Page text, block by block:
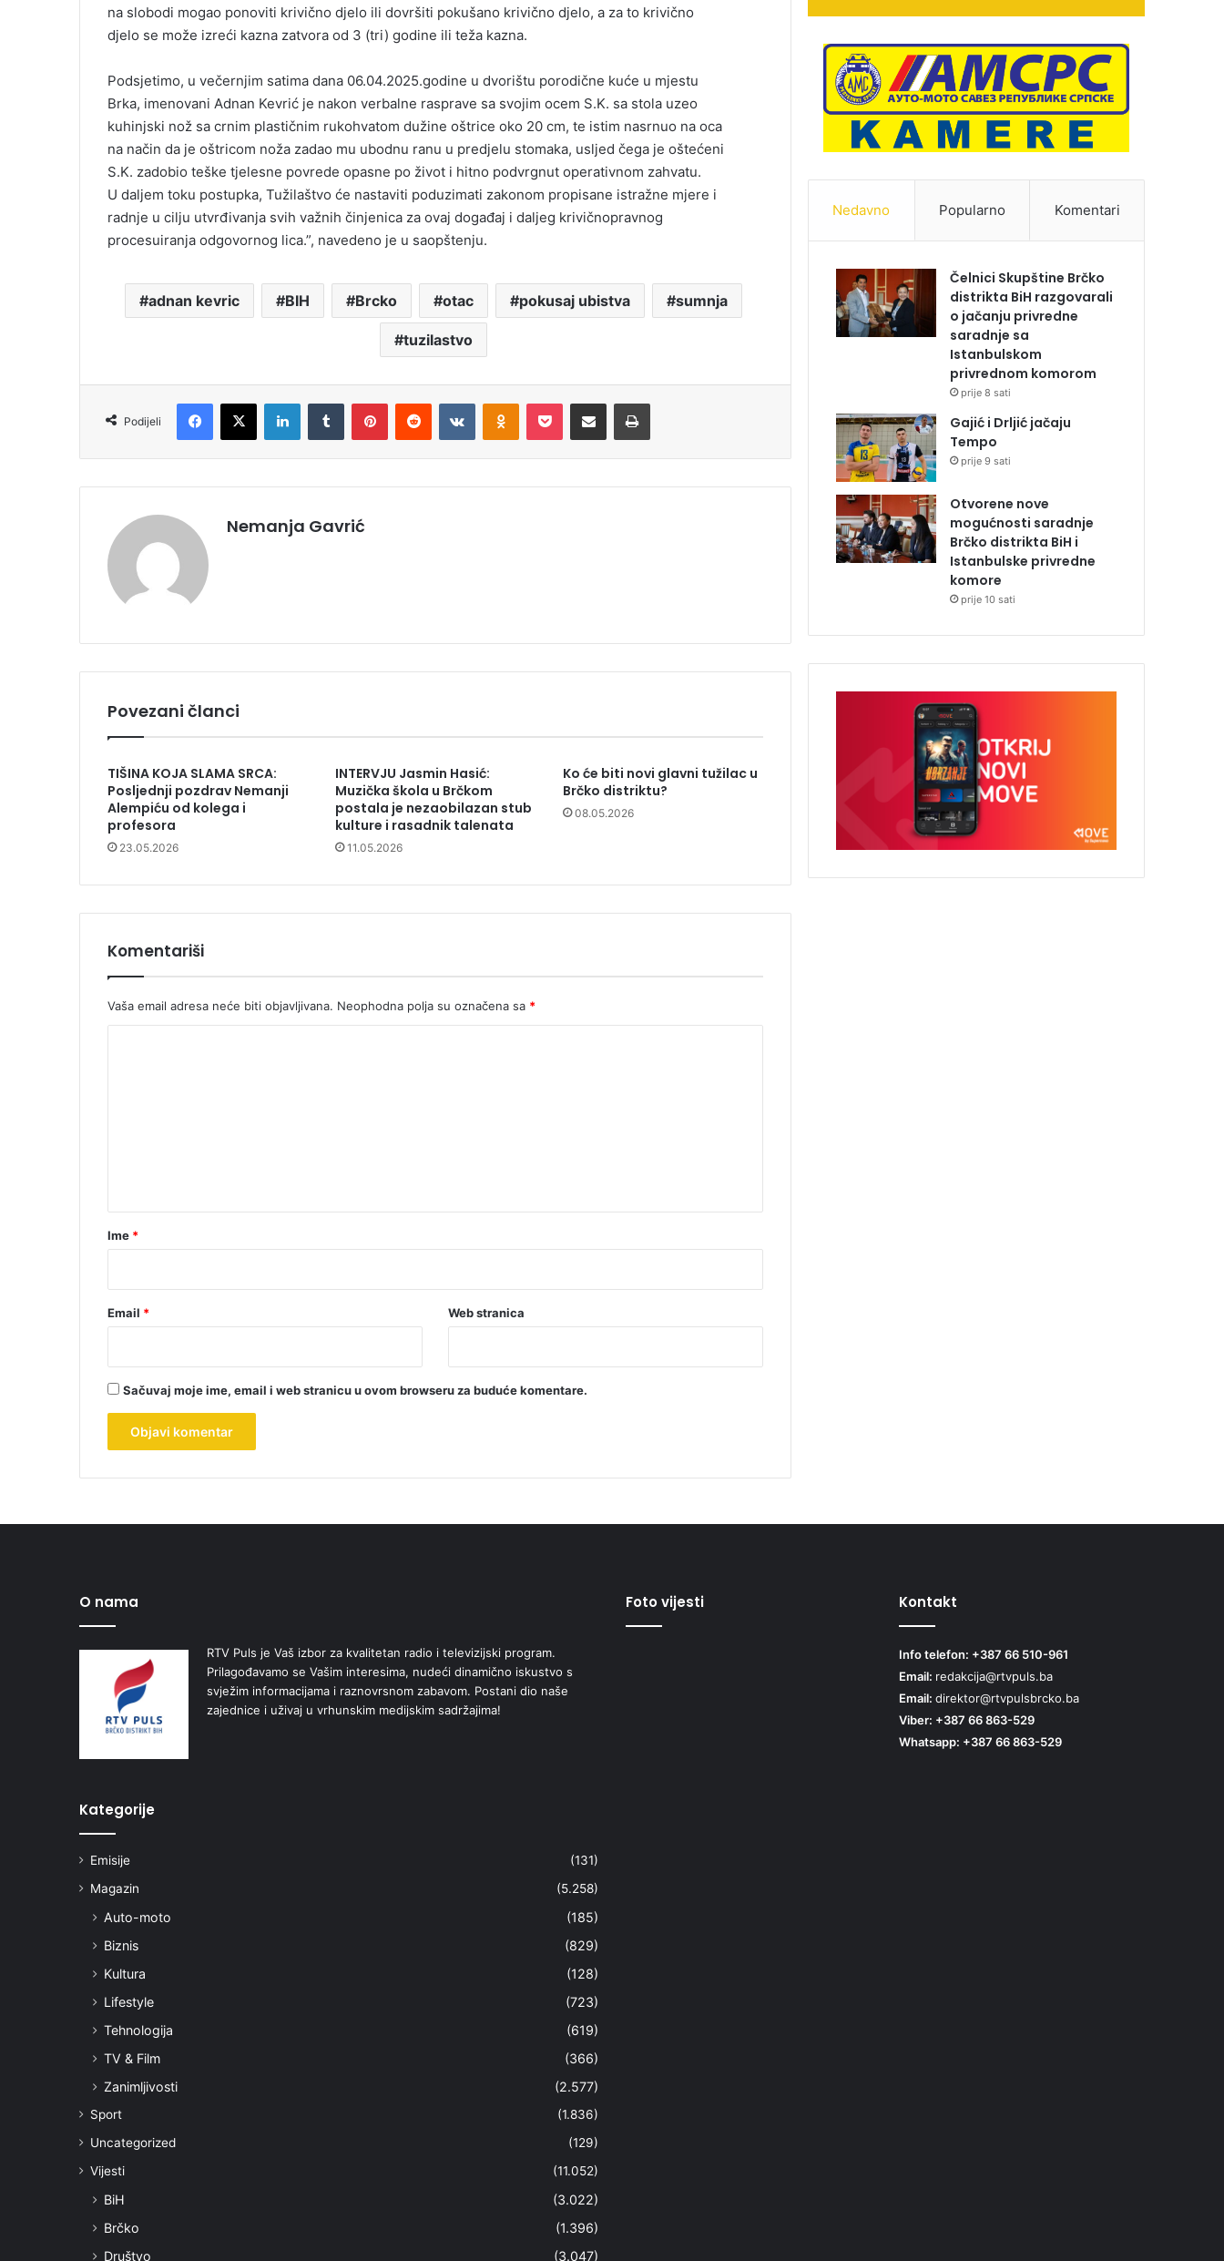
na slobodi mogao ponoviti krivično djelo ili dovršiti pokušano krivično djelo, a za to krivično
djelo se može izreći kazna zatvora od 3 (tri) godine ili teža kazna.
Podsjetimo, u večernjim satima dana 06.04.2025.godine u dvorištu porodične kuće u mjestu
Brka, imenovani Adnan Kevrić je nakon verbalne rasprave sa svojim ocem S.K. sa stola uzeo
kuhinjski nož sa crnim plastičnim rukohvatom dužine oštrice oko 20 cm, te istim nasrnuo na oca
na način da je oštricom noža zadao mu ubodnu ranu u predjelu stomaka, usljed čega je oštećeni
S.K. zadobio teške tjelesne povrede opasne po život i hitno podvrgnut operativnom zahvatu.
U daljem toku postupka, Tužilaštvo će nastaviti poduzimati zakonom propisane istražne mjere i
radnje u cilju utvrđivanja svih važnih činjenica za ovaj događaj i daljeg krivičnopravnog
procesuiranja odgovornog lica.”, navedeno je u saopštenju.
adnan kevric BIH Brcko otac pokusaj ubistva sumnja
tuzilastvo
Podijeli
Nemanja Gavrić
Povezani članci
TIŠINA KOJA SLAMA SRCA:
Posljednji pozdrav Nemanji
Alempiću od kolega i
profesora
23.05.2026
INTERVJU Jasmin Hasić:
Muzička škola u Brčkom
postala je nezaobilazan stub
kulture i rasadnik talenata
11.05.2026
Ko će biti novi glavni tužilac u
Brčko distriktu?
08.05.2026
Komentariši
Vaša email adresa neće biti objavljivana. Neophodna polja su označena sa *
r
Ime *
Email * Web stranica
Sačuvaj moje ime, email i web stranicu u ovom browseru za buduće komentare.
Nedavno Popularno Komentari
Čelnici Skupštine Brčko
distrikta BiH razgovarali
o jačanju privredne
saradnje sa
Istanbulskom
privrednom komorom
prije 8 sati
Gajić i Drljić jačaju
Tempo
prije 9 sati
Otvorene nove
mogućnosti saradnje
Brčko distrikta BiH i
Istanbulske privredne
komore
prije 10 sati
O nama
RTV Puls je Vaš izbor za kvalitetan radio i televizijski program.
Prilagođavamo se Vašim interesima, nudeći dinamično iskustvo s
svježim informacijama i raznovrsnom zabavom. Postani dio naše
zajednice i uživaj u vrhunskim medijskim sadržajima!
Kategorije
Emisije
(131)
Magazin
(5.258)
Auto-moto
(185)
Biznis
(829)
Kultura
(128)
Lifestyle
(723)
Tehnologija
(619)
TV & Film
(366)
Zanimljivosti
(2.577)
Sport
(1.836)
Uncategorized
(129)
Vijesti
(11.052)
BiH
(3.022)
Brčko
(1.396)
Društvo
(3.047)
Foto vijesti Kontakt
Info telefon: +387 66 510-961
Email: redakcija@rtvpuls.ba
Email: direktor@rtvpulsbrcko.ba
Viber: +387 66 863-529
Whatsapp: +387 66 863-529